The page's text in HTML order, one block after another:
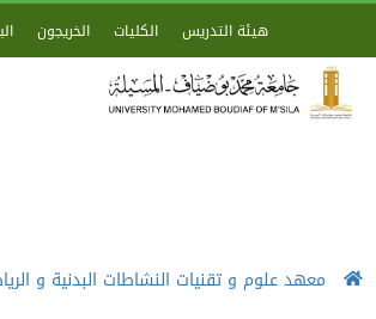
هيئة التدريس الكليات الخريجون
معهد علوم و تقنيات النشاطات البدنية و